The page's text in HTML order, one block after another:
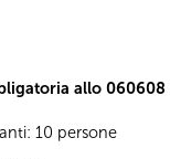
allo 060608
10 persone